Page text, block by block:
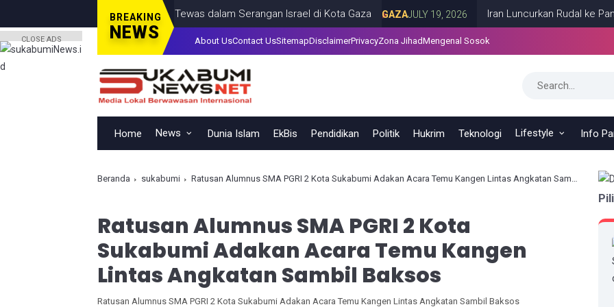
BREAKING
NEWS
Termasuk Seorang Anak, Tewas dalam Serangan Israel di Kota Gaza GAZA JULY 19, 2026 Iran Luncurkan Rudal ke
About UsContact UsSitemapDisclaimerPrivacyZona JihadMengenal Sosok
Home News Dunia Islam EkBis Pendidikan Politik Hukrim Teknologi Lifestyle Info
Beranda sukabumi Ratusan Alumnus SMA PGRI 2 Kota Sukabumi Adakan Acara Temu Kangen Lintas Angkatan Sambil Baksos
Ratusan Alumnus SMA PGRI 2 Kota
Sukabumi Adakan Acara Temu Kangen
Lintas Angkatan Sambil Baksos
Ratusan Alumnus SMA PGRI 2 Kota Sukabumi Adakan Acara Temu Kangen Lintas Angkatan Sambil Baksos
CLOSE ADS